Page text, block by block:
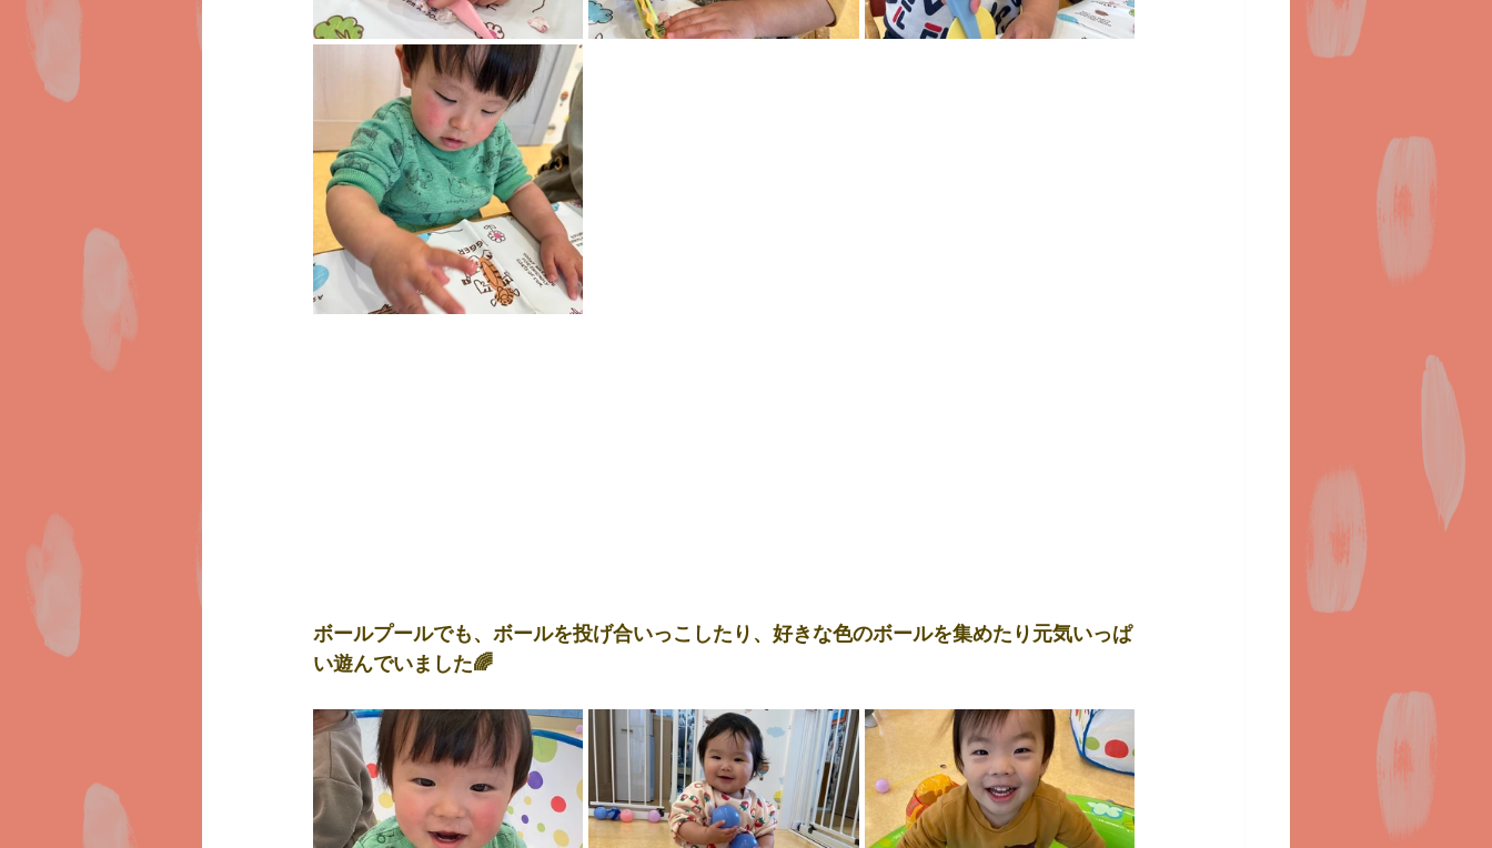
ボールプールでも、ボールを投げ合いっこしたり、好きな色のボールを集めたり元気いっぱ
い遊んでいました🌈